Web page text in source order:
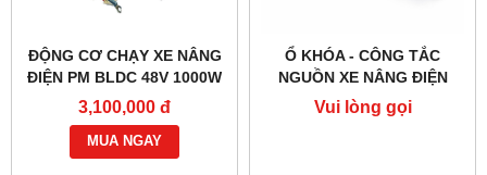
ĐỘNG CƠ CHẠY XE NÂNG
ĐIỆN PM BLDC 48V 1000W
– HIỆU SUẤT CAO
3,100,000 đ
MUA NGAY
Ổ KHÓA - CÔNG TẮC
NGUỒN XE NÂNG ĐIỆN
JK404C-1
Vui lòng gọi